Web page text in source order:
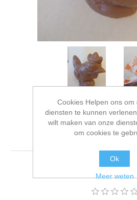
Kip met ei
Ca 150g
Cookies Helpen ons om
diensten te kunnen
wilt maken van onze
om cookies te
Ok
Meer weten